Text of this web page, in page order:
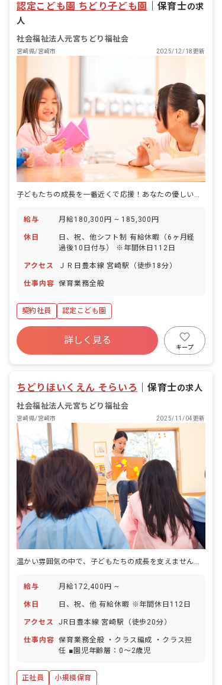
認定こども園 ちどり子ども園 保育士の求
人
社会福祉法人元宮ちどり福祉会
宮崎県/宮崎市 2025/12/18更新
子どもたちの成長を一番近くで応援！あなたの優しい気持ちが活かせる場所です。
給与 月給180,300円 ~ 185,300円
休日
日、祝、他シフト制 有給休暇（6ヶ月経
過後10日付与） ※年間休日112日
アクセス ＪＲ日豊本線 宮崎駅（徒歩18分）
仕事内容 保育業務全般
契約社員 認定こども園
詳しく見る
キープ
ちどりほいくえん そらいろ 保育士の求人
社会福祉法人元宮ちどり福祉会
宮崎県/宮崎市 2025/11/04更新
温かい雰囲気の中で、子どもたちの成長を支えませんか？あなたの優しい心が輝く場所がここにあります。
給与 月給172,400円 ~
休日 日、祝、他 有給休暇 ※年間休日112日
アクセス JR日豊本線 宮崎駅（徒歩20分）
仕事内容 保育業務全般 ・クラス編成 ・クラス担
任 ■園児年齢層：0～2歳児
正社員 小規模保育